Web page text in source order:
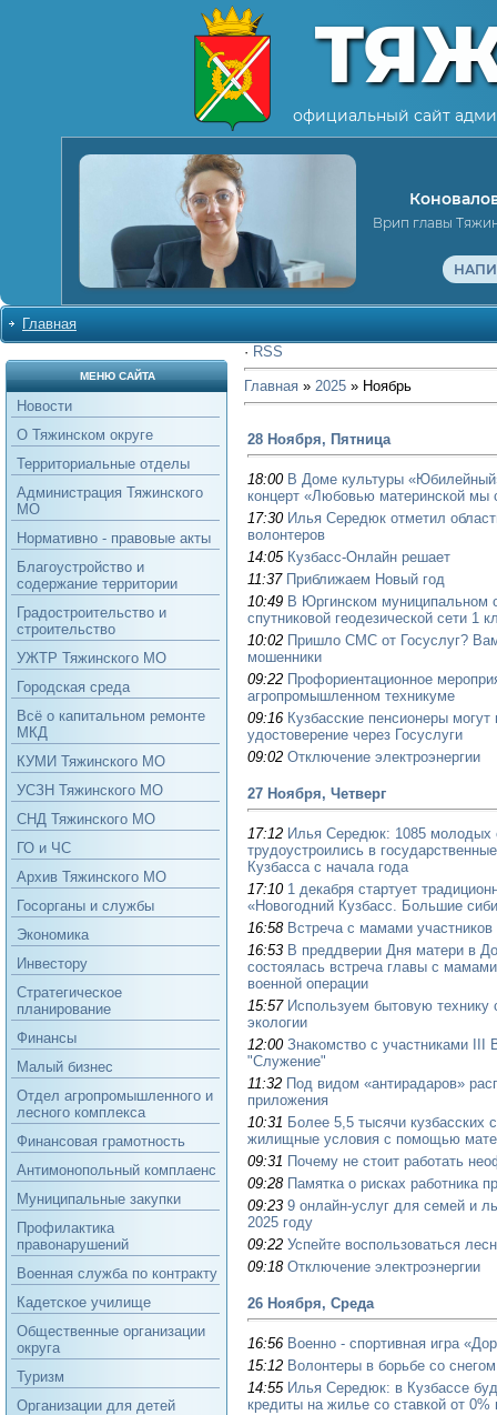
официальный сайт
Врип главы
Главная
МЕНЮ САЙТА
Новости
О Тяжинском округе
Территориальные отделы
Администрация Тяжинского
МО
Нормативно - правовые акты
Благоустройство и
содержание территории
Градостроительство и
строительство
УЖТР Тяжинского МО
Городская среда
Всё о капитальном ремонте
МКД
КУМИ Тяжинского МО
УСЗН Тяжинского МО
СНД Тяжинского МО
ГО и ЧС
Архив Тяжинского МО
Госорганы и службы
Экономика
Инвестору
Стратегическое
планирование
Финансы
Малый бизнес
Отдел агропромышленного и
лесного комплекса
Финансовая грамотность
Антимонопольный комплаенс
Муниципальные закупки
Профилактика
правонарушений
Военная служба по контракту
Кадетское училище
Общественные организации
округа
Туризм
Организации для детей
· RSS
Главная » 2025 » Ноябрь
28 Ноября, Пятница
18:00 В Доме культуры
концерт «Любовью материнской мы
17:30 Илья Середюк отметил
волонтеров
14:05 Кузбасс-Онлайн решает
11:37 Приближаем Новый год
10:49 В Юргинском муниципальном
спутниковой геодезической сети 1
10:02 Пришло СМС от Госуслуг?
мошенники
09:22 Профориентационное
агропромышленном техникуме
09:16 Кузбасские пенсионеры могут
удостоверение через Госуслуги
09:02 Отключение электроэнергии
27 Ноября, Четверг
17:12 Илья Середюк: 1085 молодых
трудоустроились в
Кузбасса с начала года
17:10 1 декабря стартует
«Новогодний Кузбасс. Большие
16:58 Встреча с мамами участников
16:53 В преддверии Дня матери в
состоялась встреча главы с
военной операции
15:57 Используем бытовую технику
экологии
12:00 Знакомство с участниками III
"Служение"
11:32 Под видом «антирадаров»
приложения
10:31 Более 5,5 тысячи кузбасских
жилищные условия с помощью
09:31 Почему не стоит работать
09:28 Памятка о рисках работника
09:23 9 онлайн-услуг для семей и
2025 году
09:22 Успейте воспользоваться
09:18 Отключение электроэнергии
26 Ноября, Среда
16:56 Военно - спортивная игра
15:12 Волонтеры в борьбе со
14:55 Илья Середюк: в Кузбассе
кредиты на жилье со ставкой от 0%